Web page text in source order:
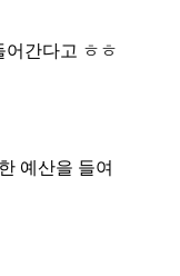
어간다고 ㅎㅎ
예산을 들여